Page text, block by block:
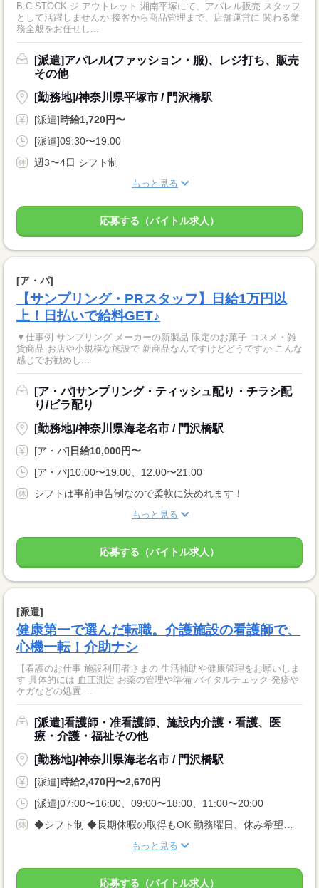
B.C STOCK ジ アウトレット 湘南平塚にて、アパレル販売 スタッフ
として活躍しませんか 接客から商品管理まで、店舗運営に 関わる業
務全般をお任せし...
[派遣]アパレル(ファッション・服)、レジ打ち、販売
その他
[勤務地]/神奈川県平塚市 / 門沢橋駅
[派遣]時給1,720円〜
[派遣]09:30〜19:00
週3〜4日 シフト制
もっと見る
応募する（バイトル求人）
[ア・パ]
【サンプリング・PRスタッフ】日給1万円以
上！日払いで給料GET♪
▼仕事例 サンプリング メーカーの新製品 限定のお菓子 コスメ・雑
貨商品 お店や小規模な施設で 新商品なんですけどどうですか こんな
感じでお勧めし...
[ア・パ]サンプリング・ティッシュ配り・チラシ配
り/ビラ配り
[勤務地]/神奈川県海老名市 / 門沢橋駅
[ア・パ] 日給10,000円〜
[ア・パ]10:00〜19:00、12:00〜21:00
シフトは事前申告制なので柔軟に決めれます！
もっと見る
応募する（バイトル求人）
[派遣]
健康第一で選んだ転職。介護施設の看護師で、
心機一転！介助ナシ
【看護のお仕事 施設利用者さまの 生活補助や健康管理をお願いしま
す 具体的には 血圧測定 お薬の管理や準備 バイタルチェック 発疹や
ケガなどの処置 ...
[派遣]看護師・准看護師、施設内介護・看護、医
療・介護・福祉その他
[勤務地]/神奈川県海老名市 / 門沢橋駅
[派遣]時給2,470円〜2,670円
[派遣]07:00〜16:00、09:00〜18:00、11:00〜20:00
◆シフト制 ◆長期休暇の取得もOK 勤務曜日、休み希望はお気軽にご相談ください。 やむを得ない急なお休みにも理解のある職場です。
もっと見る
応募する（バイトル求人）